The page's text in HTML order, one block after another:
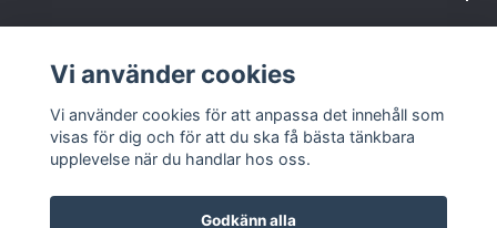
Sociala medier
Vi använder cookies
Vi använder cookies för att anpassa det innehåll som
visas för dig och för att du ska få bästa tänkbara
upplevelse när du handlar hos oss.
Godkänn alla